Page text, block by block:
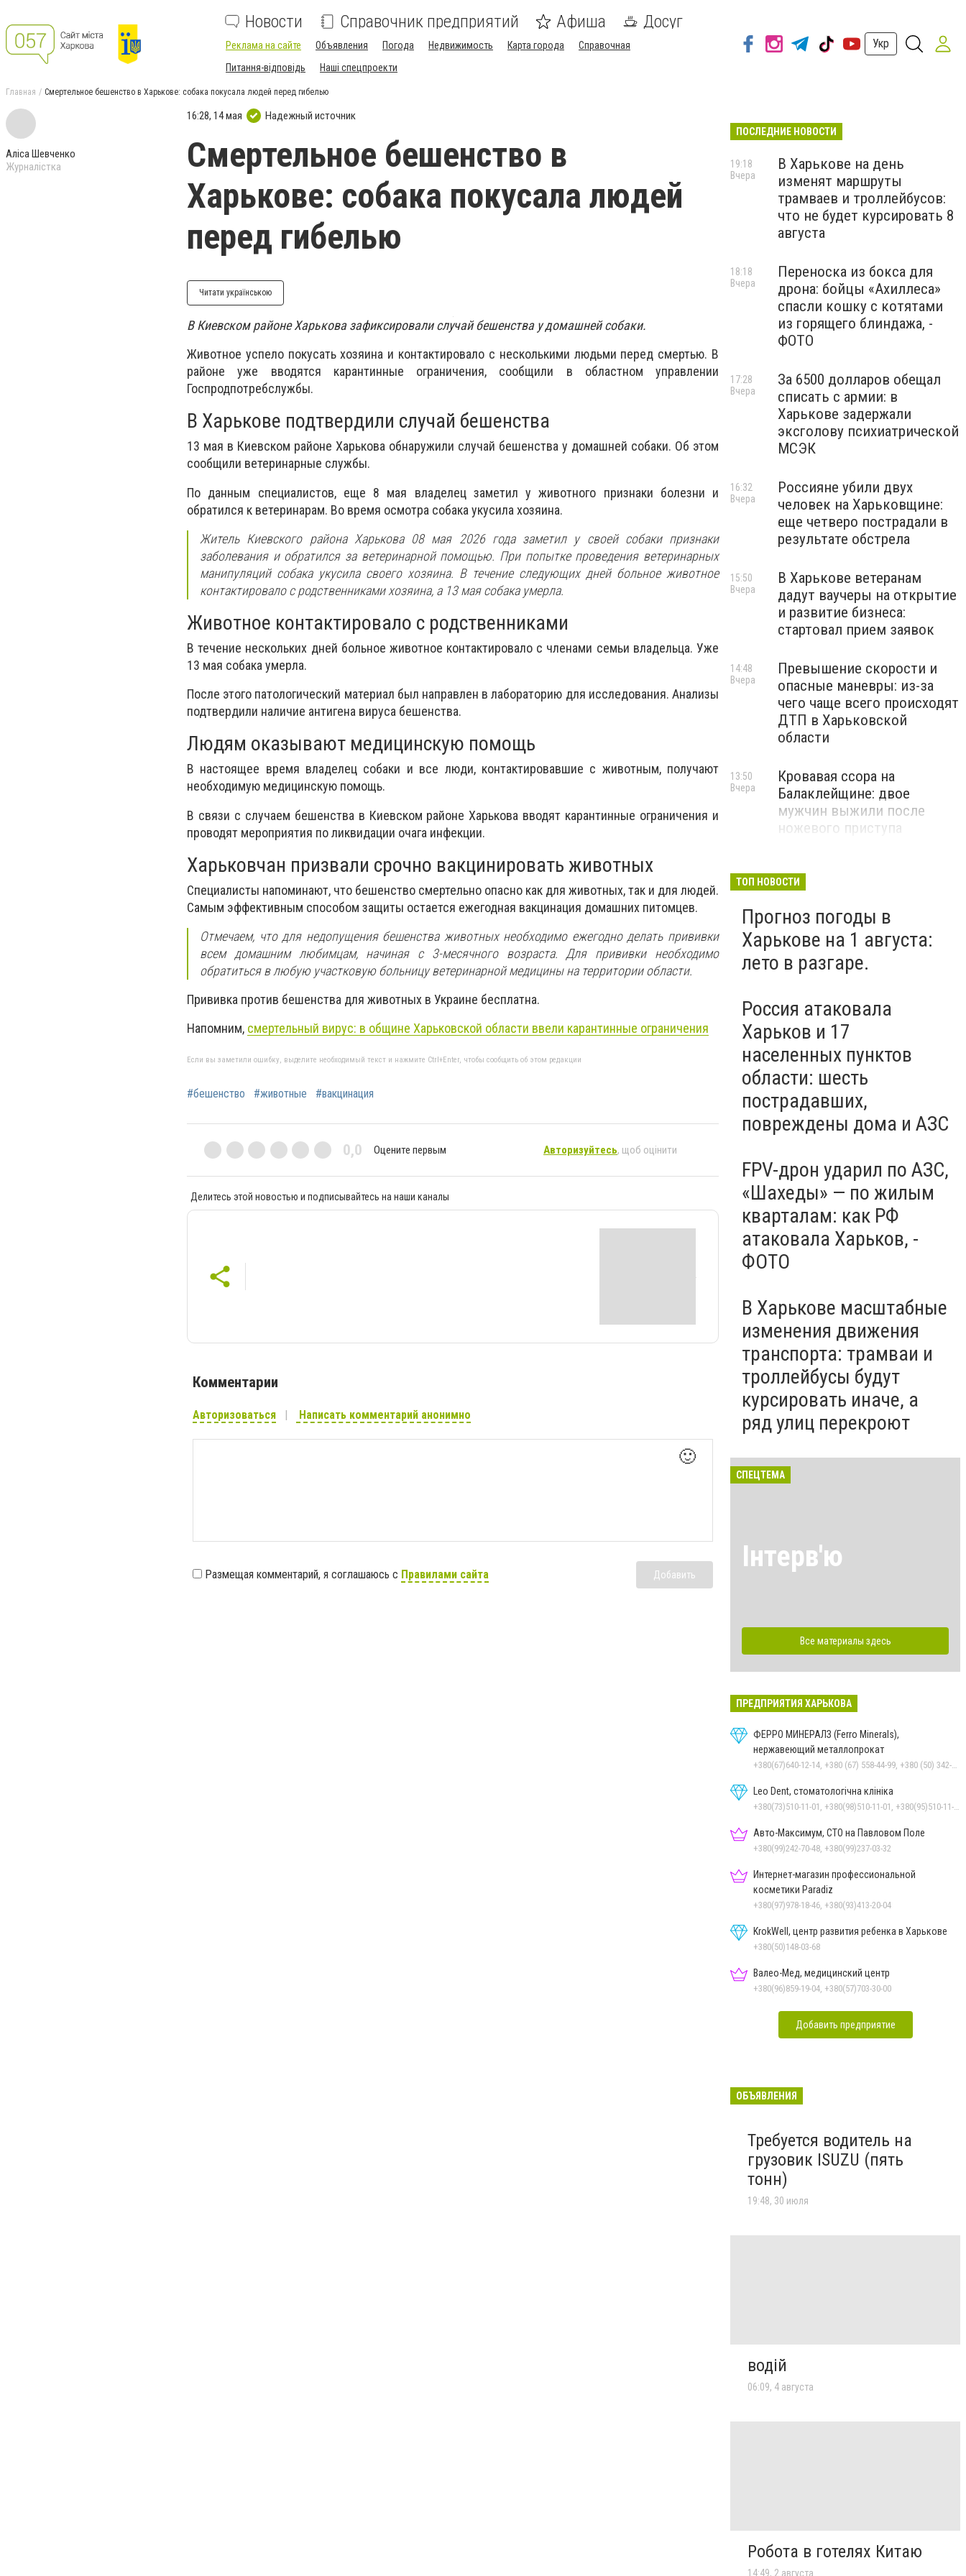
Новости Справочник предприятий Афиша Досуг
Реклама на сайте Объявления Погода Недвижимость Карта города
Справочная
Питання-відповідь
Наші спецпроекти
Укр
Главная Смертельное бешенство в Харькове: собака покусала людей перед гибелью
Аліса Шевченко
Журналістка
16:28, 14 мая Надежный источник
Смертельное бешенство в
Харькове: собака покусала людей
перед гибелью
Читати українською
В Киевском районе Харькова зафиксировали случай бешенства у домашней собаки.
Животное успело покусать хозяина и контактировало с несколькими людьми перед смертью. В
районе уже вводятся карантинные ограничения, сообщили в областном управлении
Госпродпотребслужбы.
В Харькове подтвердили случай бешенства
13 мая в Киевском районе Харькова обнаружили случай бешенства у домашней собаки. Об этом
сообщили ветеринарные службы.
По данным специалистов, еще 8 мая владелец заметил у животного признаки болезни и
обратился к ветеринарам. Во время осмотра собака укусила хозяина.
Житель Киевского района Харькова 08 мая 2026 года заметил у своей собаки признаки
заболевания и обратился за ветеринарной помощью. При попытке проведения ветеринарных
манипуляций собака укусила своего хозяина. В течение следующих дней больное животное
контактировало с родственниками хозяина, а 13 мая собака умерла.
Животное контактировало с родственниками
В течение нескольких дней больное животное контактировало с членами семьи владельца. Уже
13 мая собака умерла.
После этого патологический материал был направлен в лабораторию для исследования. Анализы
подтвердили наличие антигена вируса бешенства.
Людям оказывают медицинскую помощь
В настоящее время владелец собаки и все люди, контактировавшие с животным, получают
необходимую медицинскую помощь.
В связи с случаем бешенства в Киевском районе Харькова вводят карантинные ограничения и
проводят мероприятия по ликвидации очага инфекции.
Харьковчан призвали срочно вакцинировать животных
Специалисты напоминают, что бешенство смертельно опасно как для животных, так и для людей.
Самым эффективным способом защиты остается ежегодная вакцинация домашних питомцев.
Отмечаем, что для недопущения бешенства животных необходимо ежегодно делать прививки
всем домашним любимцам, начиная с 3-месячного возраста. Для прививки необходимо
обратиться в любую участковую больницу ветеринарной медицины на территории области.
Прививка против бешенства для животных в Украине бесплатна.
Напомним, смертельный вирус: в общине Харьковской области ввели карантинные ограничения
Если вы заметили ошибку, выделите необходимый текст и нажмите Ctrl+Enter, чтобы сообщить об этом редакции
#бешенство #животные #вакцинация
0,0 Оцените первым Авторизуйтесь, щоб оцінити
Делитесь этой новостью и подписывайтесь на наши каналы
Комментарии
Авторизоваться Написать комментарий анонимно
🙂
Размещая комментарий, я соглашаюсь с Правилами сайта Добавить
ПОСЛЕДНИЕ НОВОСТИ
В Харькове на день
изменят маршруты
трамваев и троллейбусов:
что не будет курсировать 8
августа
19:18
Вчера
Переноска из бокса для
дрона: бойцы «Ахиллеса»
спасли кошку с котятами
из горящего блиндажа, -
ФОТО
18:18
Вчера
За 6500 долларов обещал
списать с армии: в
Харькове задержали
эксголову психиатрической
МСЭК
17:28
Вчера
Россияне убили двух
человек на Харьковщине:
еще четверо пострадали в
результате обстрела
16:32
Вчера
В Харькове ветеранам
дадут ваучеры на открытие
и развитие бизнеса:
стартовал прием заявок
15:50
Вчера
Превышение скорости и
опасные маневры: из-за
чего чаще всего происходят
ДТП в Харьковской
области
14:48
Вчера
Кровавая ссора на
Балаклейщине: двое
мужчин выжили после
ножевого приступа
13:50
Вчера
тариф на воду и водоотвод
Вчера
ТОП НОВОСТИ
Прогноз погоды в
Харькове на 1 августа:
лето в разгаре.
Россия атаковала
Харьков и 17
населенных пунктов
области: шесть
пострадавших,
повреждены дома и АЗС
FPV-дрон ударил по АЗС,
«Шахеды» — по жилым
кварталам: как РФ
атаковала Харьков, -
ФОТО
В Харькове масштабные
изменения движения
транспорта: трамваи и
троллейбусы будут
курсировать иначе, а
ряд улиц перекроют
СПЕЦТЕМА
Інтерв'ю
Все материалы здесь
ПРЕДПРИЯТИЯ ХАРЬКОВА
ФЕРРО МИНЕРАЛЗ (Ferro Minerals),
нержавеющий металлопрокат
Leo Dent, стоматологічна клініка
Авто-Максимум, СТО на Павловом Поле
+380(99)242-70-48, +380(99)237-03-32
Интернет-магазин профессиональной
косметики Paradiz
+380(97)978-18-46, +380(93)413-20-04
KrokWell, центр развития ребенка в Харькове
+380(50)148-03-68
Валео-Мед, медицинский центр
+380(96)859-19-04, +380(57)703-30-00
Добавить предприятие
ОБЪЯВЛЕНИЯ
Требуется водитель на
грузовик ISUZU (пять
тонн)
19:48, 30 июля
водій
06:09, 4 августа
Робота в готелях Китаю
14:49, 2 августа